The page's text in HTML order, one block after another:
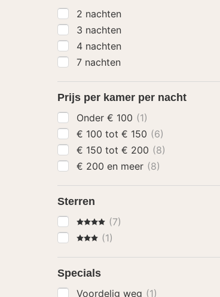
2 nachten
3 nachten
4 nachten
7 nachten
Prijs per kamer per nacht
Onder € 100 (1)
€ 100 tot € 150 (6)
€ 150 tot € 200 (8)
€ 200 en meer (8)
Sterren
4 Sterren
(7)
3 Sterren
(1)
Specials
Voordelig weg (1)